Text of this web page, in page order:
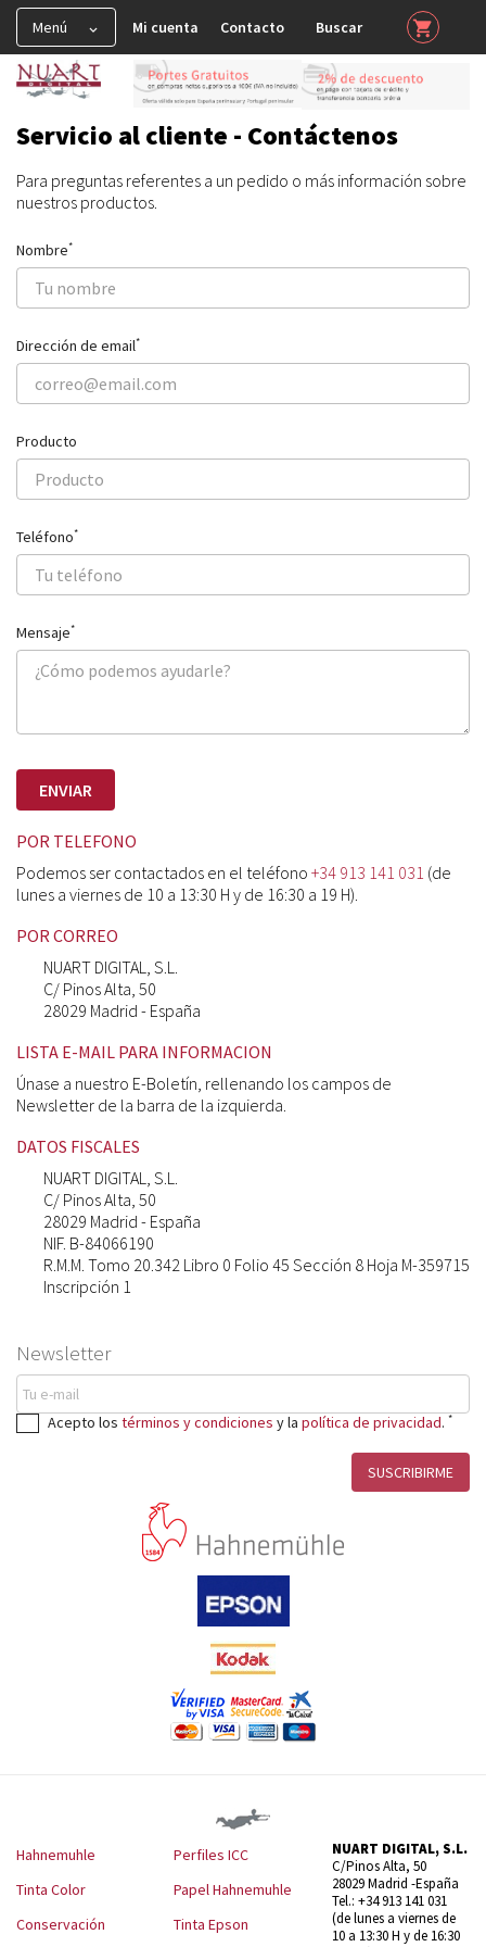
Menú  Mi cuenta Contacto shopping_cart

Buscar
HAHNEMUHLE
TINTA COLOR
PERFILES ICC
Newsletter
Acepto los términos y condiciones y la política de privacidad. *
Servicio al cliente - Contáctenos
Para preguntas referentes a un pedido o más información sobre
nuestros productos.
Nombre*
Dirección de email*
Producto
Teléfono*
Mensaje*
POR TELEFONO
Podemos ser contactados en el teléfono +34 913 141 031 (de
lunes a viernes de 10 a 13:30 H y de 16:30 a 19 H).
POR CORREO
NUART DIGITAL, S.L.
C/ Pinos Alta, 50
28029 Madrid - España
LISTA E-MAIL PARA INFORMACION
Únase a nuestro E-Boletín, rellenando los campos de
Newsletter de la barra de la izquierda.
DATOS FISCALES
NUART DIGITAL, S.L.
C/ Pinos Alta, 50
28029 Madrid - España
NIF. B-84066190
R.M.M. Tomo 20.342 Libro 0 Folio 45 Sección 8 Hoja M-359715
Inscripción 1
Hahnemuhle
Tinta Color
Conservación
Perfiles ICC
Papel Hahnemuhle
Tinta Epson
NUART DIGITAL, S.L.
C/Pinos Alta, 50
28029 Madrid -España
Tel.: +34 913 141 031
(de lunes a viernes de
10 a 13:30 H y de 16:30